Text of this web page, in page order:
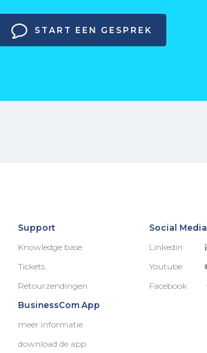
START EEN GESPREK
Support
Knowledge base
Tickets
Retourzendingen
BusinessCom App
meer informatie
download de app
Social Media
Linkedin
Youtube
Facebook